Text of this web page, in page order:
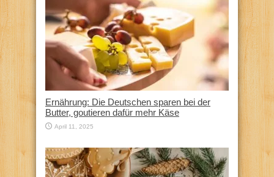
Ernährung: Die Deutschen sparen bei der
Butter, goutieren dafür mehr Käse
April 11, 2025